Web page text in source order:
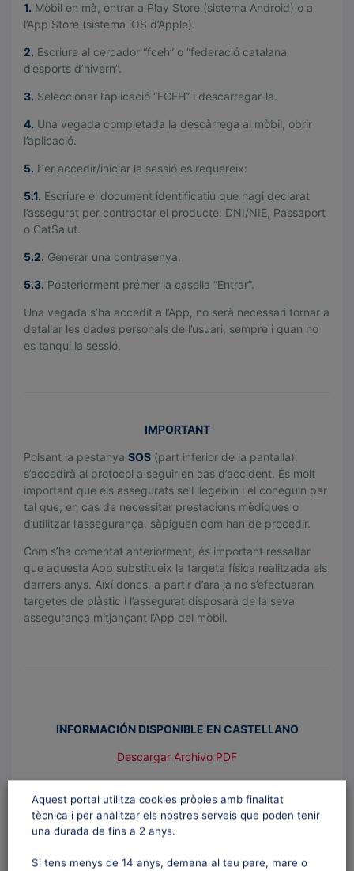
1. Mòbil en mà, entrar a Play Store (sistema Android) o a
l’App Store (sistema iOS d’Apple).
2. Escriure al cercador “fceh” o “federació catalana
d’esports d’hivern”.
3. Seleccionar l’aplicació “FCEH” i descarregar-la.
4. Una vegada completada la descàrrega al mòbil, obrir
l’aplicació.
5. Per accedir/iniciar la sessió es requereix:
5.1. Escriure el document identificatiu que hagi declarat
l’assegurat per contractar el producte: DNI/NIE, Passaport
o CatSalut.
5.2. Generar una contrasenya.
5.3. Posteriorment prémer la casella “Entrar”.
Una vegada s’ha accedit a l’App, no serà necessari tornar a
detallar les dades personals de l’usuari, sempre i quan no
es tanqui la sessió.
IMPORTANT
Polsant la pestanya SOS (part inferior de la pantalla),
s’accedirà al protocol a seguir en cas d’accident. És molt
important que els assegurats se’l llegeixin i el coneguin per
tal que, en cas de necessitar prestacions mèdiques o
d’utilitzar l’assegurança, sàpiguen com han de procedir.
Com s’ha comentat anteriorment, és important ressaltar
que aquesta App substitueix la targeta física realitzada els
darrers anys. Així doncs, a partir d’ara ja no s’efectuaran
targetes de plàstic i l’assegurat disposarà de la seva
assegurança mitjançant l’App del mòbil.
INFORMACIÓN DISPONIBLE EN CASTELLANO
Descargar Archivo PDF
Aquest portal utilitza cookies pròpies amb finalitat
tècnica i per analitzar els nostres serveis que poden tenir
una durada de fins a 2 anys.
Si tens menys de 14 anys, demana al teu pare, mare o